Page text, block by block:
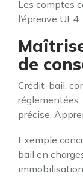
Les comptes
l’épreuve
de
Crédit-bail,
précise.
Exemple
bail en